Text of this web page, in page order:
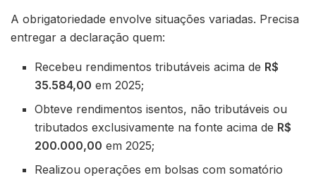
A obrigatoriedade envolve situações variadas. Precisa
entregar a declaração quem:
Recebeu rendimentos tributáveis acima de R$
35.584,00 em 2025;
Obteve rendimentos isentos, não tributáveis ou
tributados exclusivamente na fonte acima de R$
200.000,00 em 2025;
Realizou operações em bolsas com somatório